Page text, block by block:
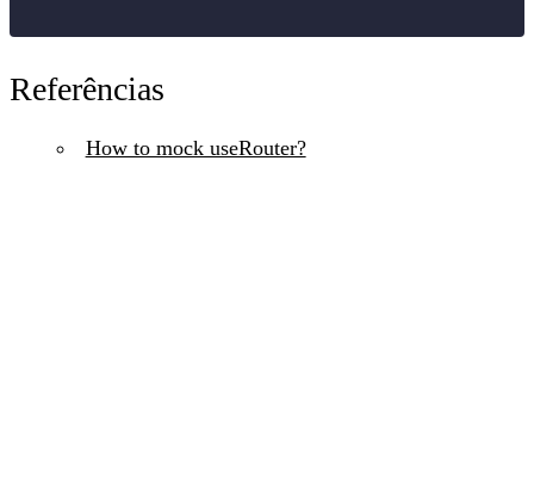
Referências
How to mock useRouter?